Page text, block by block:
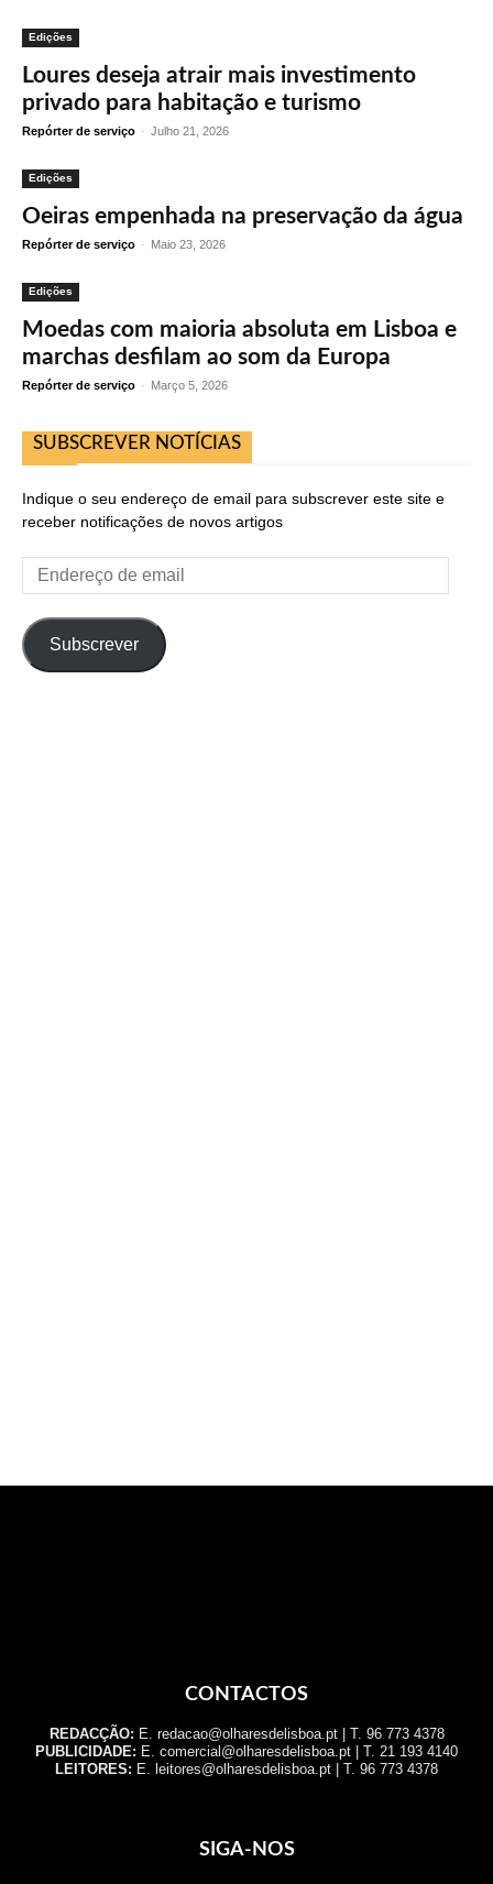
Edições
Loures deseja atrair mais investimento
privado para habitação e turismo
Repórter de serviço - Julho 21, 2026
Edições
Oeiras empenhada na preservação da água
Repórter de serviço - Maio 23, 2026
Edições
Moedas com maioria absoluta em Lisboa e
marchas desfilam ao som da Europa
Repórter de serviço - Março 5, 2026
SUBSCREVER NOTÍCIAS
Indique o seu endereço de email para subscrever este site e
receber notificações de novos artigos
Endereço
de
Subscrever
CONTACTOS
REDACÇÃO: E. redacao@olharesdelisboa.pt | T. 96 773 4378
PUBLICIDADE: E. comercial@olharesdelisboa.pt | T. 21 193 4140
LEITORES: E. leitores@olharesdelisboa.pt | T. 96 773 4378
SIGA-NOS